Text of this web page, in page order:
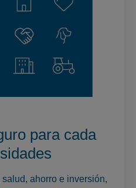
para cada
ahorro e inversión,